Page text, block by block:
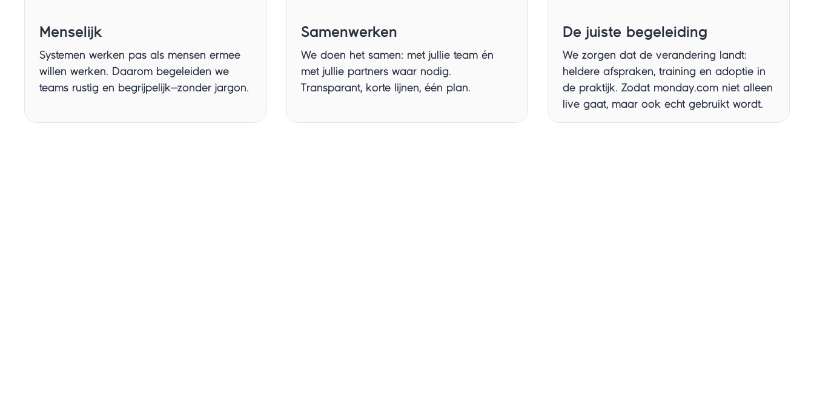
Menselijk
Systemen werken pas als mensen ermee
willen werken. Daarom begeleiden we
teams rustig en begrijpelijk—zonder jargon.
Samenwerken
We doen het samen: met jullie team én
met jullie partners waar nodig.
Transparant, korte lijnen, één plan.
De juiste begeleiding
We zorgen dat de verandering landt:
heldere afspraken, training en adoptie in
de praktijk. Zodat monday.com niet alleen
live gaat, maar ook echt gebruikt wordt.